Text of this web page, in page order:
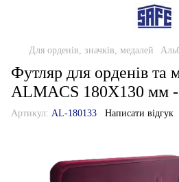
Для орденів, значків, медалей
Футляр для орденів та
ALMACS 180Х130 мм
Артикул: AL-180133 Написати відгук